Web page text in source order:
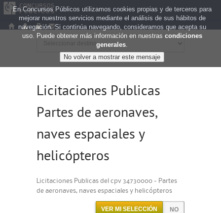
Licitaciones Publicas
Partes de aeronaves,
naves espaciales y
helicópteros
Licitaciones Publicas del cpv 34730000 - Partes
de aeronaves, naves espaciales y helicópteros
VER MI SELECCIÓN
En Concursos Públicos utilizamos cookies propias y de terceros para
mejorar nuestros servicios mediante el análisis de sus hábitos de
navegación. Si continúa navegando, consideramos que acepta su
uso. Puede obtener más información en nuestras condiciones
generales.